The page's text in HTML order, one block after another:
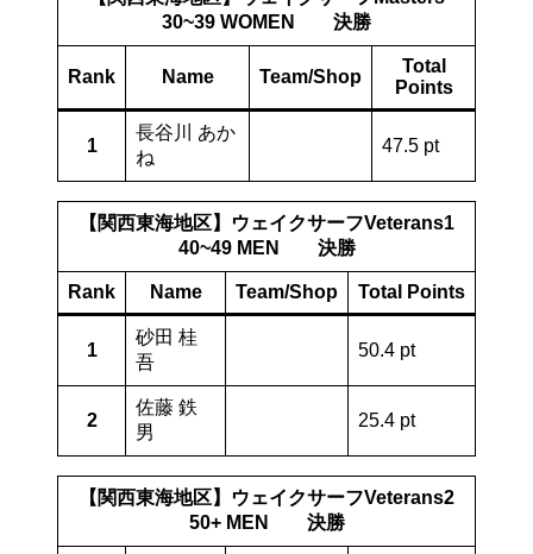
30~39 WOMEN 決勝
Rank Name Team/Shop
Total
Points
1
長谷川 あか
ね
47.5 pt
【関西東海地区】ウェイクサーフVeterans1
40~49 MEN 決勝
Rank Name Team/Shop Total Points
1
砂田 桂
吾
50.4 pt
2
佐藤 鉄
男
25.4 pt
【関西東海地区】ウェイクサーフVeterans2
50+ MEN 決勝